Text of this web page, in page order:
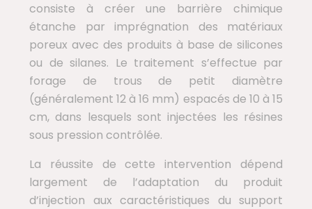
consiste à créer une barrière chimique
étanche par imprégnation des matériaux
poreux avec des produits à base de silicones
ou de silanes. Le traitement s’effectue par
forage de trous de petit diamètre
(généralement 12 à 16 mm) espacés de 10 à 15
cm, dans lesquels sont injectées les résines
sous pression contrôlée.
La réussite de cette intervention dépend
largement de l’adaptation du produit
d’injection aux caractéristiques du support